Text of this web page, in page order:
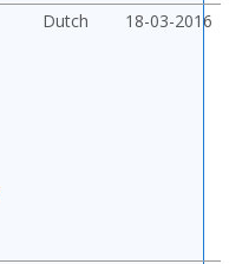
Dutch 18-03-2016